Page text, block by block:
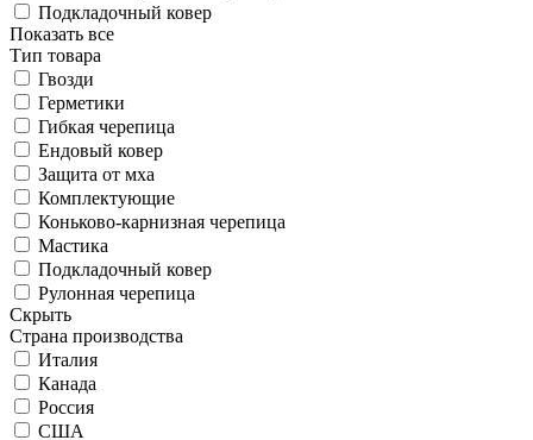
Подкладочный ковер
Показать все
Тип товара
Гвозди
Герметики
Гибкая черепица
Ендовый ковер
Защита от мха
Комплектующие
Коньково-карнизная черепица
Мастика
Подкладочный ковер
Рулонная черепица
Скрыть
Страна производства
Италия
Канада
Россия
США